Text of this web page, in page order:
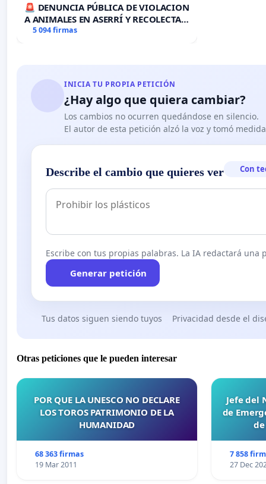
🚨 DENUNCIA PÚBLICA DE VIOLACION
A ANIMALES EN ASERRÍ Y RECOLECTA
DE FIRMAS 🚨
5 094 firmas
INICIA TU PROPIA PETICIÓN
¿Hay algo que quiera cambiar?
Los cambios no ocurren quedándose en silencio.
El autor de esta petición alzó la voz y tomó
Describe el cambio que quieres ver Con
Escribe con tus propias palabras. La IA redactará una
Generar petición
Tus datos siguen siendo tuyos Privacidad desde el
Otras peticiones que le pueden interesar
POR QUE LA UNESCO NO DECLARE
LOS TOROS PATRIMONIO DE LA
HUMANIDAD
68 363 firmas
19 Mar 2011
Jefe del
de
de
7 858
27 Dec